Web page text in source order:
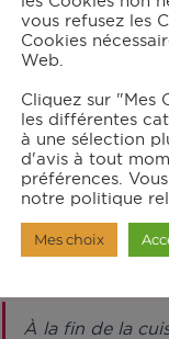
Épluchez les
Versez de l’eau
pour 30 min.
À la fin de la
vous refusez les
Cookies
Web.
Cliquez sur "Mes
les différentes
à une sélection
d'avis à tout
préférences.
notre politique
Mes choix